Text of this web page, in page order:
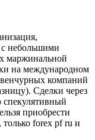
небольшими
маржинальной
на международном
компаний
Сделки через
спекулятивный
приобрести
forex pf ru и